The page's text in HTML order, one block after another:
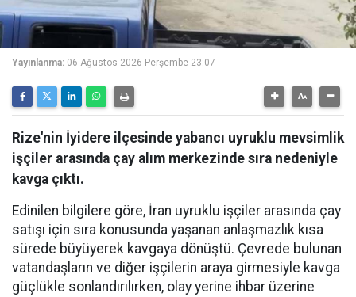
Yayınlanma: 06 Ağustos 2026 Perşembe 23:07
Rize'nin İyidere ilçesinde yabancı uyruklu mevsimlik
işçiler arasında çay alım merkezinde sıra nedeniyle
kavga çıktı.
Edinilen bilgilere göre, İran uyruklu işçiler arasında çay
satışı için sıra konusunda yaşanan anlaşmazlık kısa
sürede büyüyerek kavgaya dönüştü. Çevrede bulunan
vatandaşların ve diğer işçilerin araya girmesiyle kavga
güçlükle sonlandırılırken, olay yerine ihbar üzerine